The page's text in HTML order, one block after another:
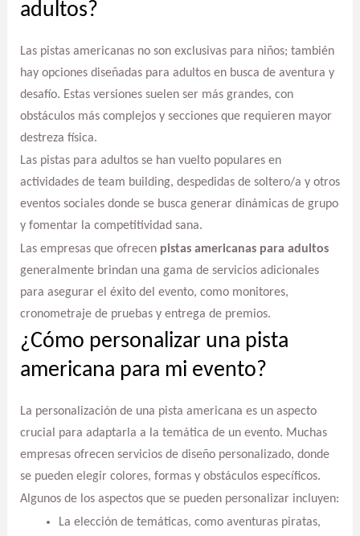
adultos?
Las pistas americanas no son exclusivas para niños; también
hay opciones diseñadas para adultos en busca de aventura y
desafío. Estas versiones suelen ser más grandes, con
obstáculos más complejos y secciones que requieren mayor
destreza física.
Las pistas para adultos se han vuelto populares en
actividades de team building, despedidas de soltero/a y otros
eventos sociales donde se busca generar dinámicas de grupo
y fomentar la competitividad sana.
Las empresas que ofrecen pistas americanas para adultos
generalmente brindan una gama de servicios adicionales
para asegurar el éxito del evento, como monitores,
cronometraje de pruebas y entrega de premios.
¿Cómo personalizar una pista
americana para mi evento?
La personalización de una pista americana es un aspecto
crucial para adaptarla a la temática de un evento. Muchas
empresas ofrecen servicios de diseño personalizado, donde
se pueden elegir colores, formas y obstáculos específicos.
Algunos de los aspectos que se pueden personalizar incluyen:
La elección de temáticas, como aventuras piratas,